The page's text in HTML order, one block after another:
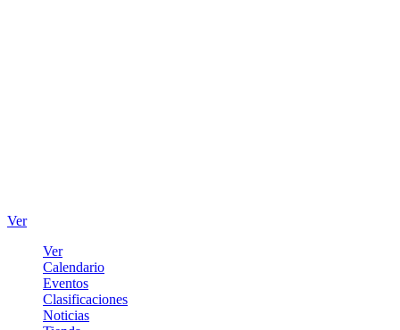
Ver
Ver
Calendario
Eventos
Clasificaciones
Noticias